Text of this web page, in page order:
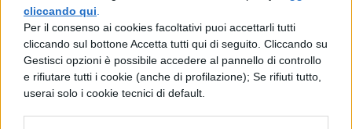
cliccando qui
Per il consenso ai cookies facoltativi puoi accettarli tutti
cliccando sul bottone Accetta tutti qui di seguito. Cliccando su
Gestisci opzioni è possibile accedere al pannello di controllo
e rifiutare tutti i cookie (anche di profilazione); Se rifiuti tutto,
userai solo i cookie tecnici di default.
rafforzando l’abilità di scrittura che è quella
più in crisi delle abilità linguistiche”.
Quando partirà il progetto?
Tutte queste nuove proposte,